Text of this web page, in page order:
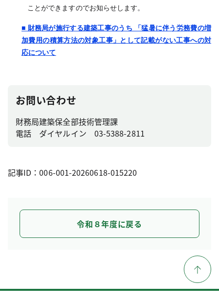
ことができますのでお知らせします。
■ 財務局が施行する建築工事のうち 「猛暑に伴う労務費の増
加費用の積算方法の対象工事」として記載がない工事への対
応について
お問い合わせ
財務局建築保全部技術管理課
電話 ダイヤルイン 03-5388-2811
記事ID：006-001-20260618-015220
令和８年度に戻る